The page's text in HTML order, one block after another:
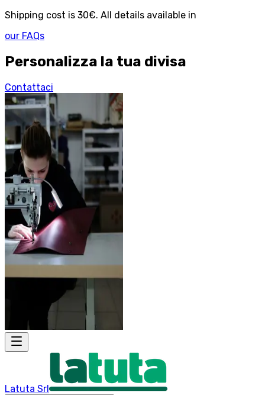
Shipping cost is 30€. All details available in
our FAQs
Personalizza la tua divisa
Contattaci
Latuta Srl